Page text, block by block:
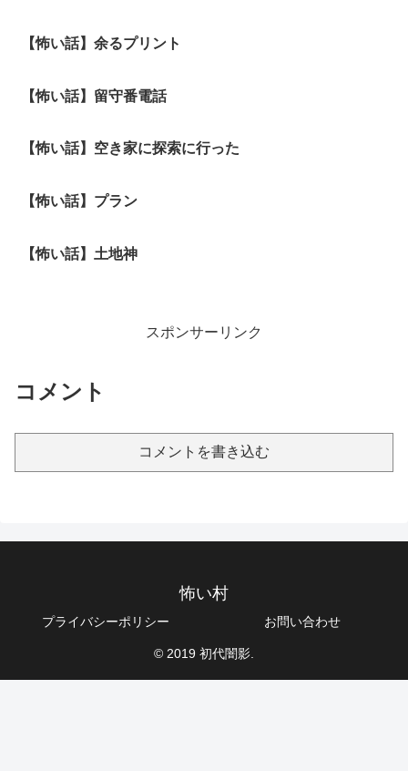
【怖い話】余るプリント
【怖い話】留守番電話
【怖い話】空き家に探索に行った
【怖い話】プラン
【怖い話】土地神
スポンサーリンク
コメント
コメントを書き込む
怖い村
プライバシーポリシー お問い合わせ
© 2019 初代闇影.